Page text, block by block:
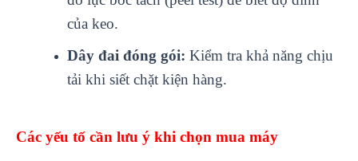
của keo.
Dây đai đóng gói: Kiểm tra khả năng chịu
tải khi siết chặt kiện hàng.
Các yếu tố cần lưu ý khi chọn mua máy